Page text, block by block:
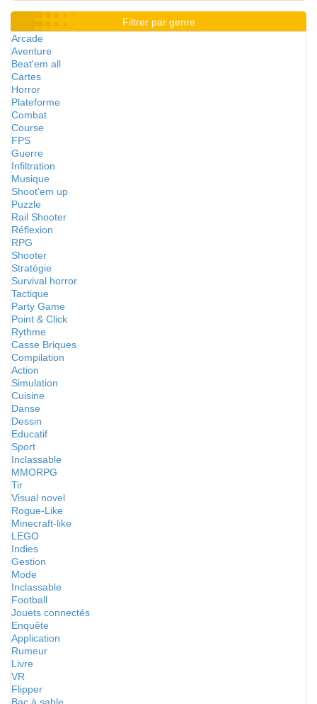
Filtrer par genre
Arcade
Aventure
Beat'em all
Cartes
Horror
Plateforme
Combat
Course
FPS
Guerre
Infiltration
Musique
Shoot'em up
Puzzle
Rail Shooter
Réflexion
RPG
Shooter
Stratégie
Survival horror
Tactique
Party Game
Point & Click
Rythme
Casse Briques
Compilation
Action
Simulation
Cuisine
Danse
Dessin
Educatif
Sport
Inclassable
MMORPG
Tir
Visual novel
Rogue-Like
Minecraft-like
LEGO
Indies
Gestion
Mode
Inclassable
Football
Jouets connectés
Enquête
Application
Rumeur
Livre
VR
Flipper